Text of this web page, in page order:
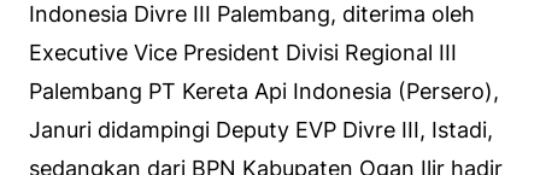
Indonesia Divre III Palembang, diterima oleh
Executive Vice President Divisi Regional III
Palembang PT Kereta Api Indonesia (Persero),
Januri didampingi Deputy EVP Divre III, Istadi,
sedangkan dari BPN Kabupaten Ogan Ilir hadir